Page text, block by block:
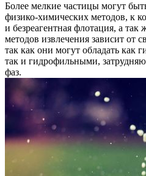
Более мелкие частицы могут
физико-химических методов, к
и безреагентная флотация, а так
методов извлечения зависит от
так как они могут обладать как
так и гидрофильными,
фаз.